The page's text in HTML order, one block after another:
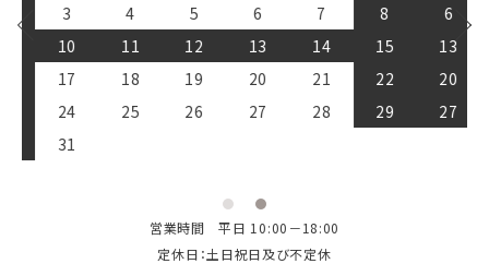
11
12
13
14 15 16 17 18
19
20
21 22 23 24 25
26
27
28 29 30
営業時間 平日 10:00－18:00
定休日：土日祝日及び不定休